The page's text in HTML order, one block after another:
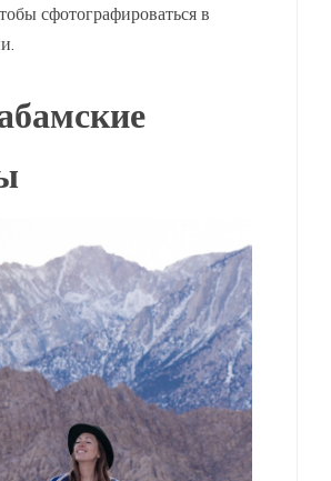
сфотографироваться в